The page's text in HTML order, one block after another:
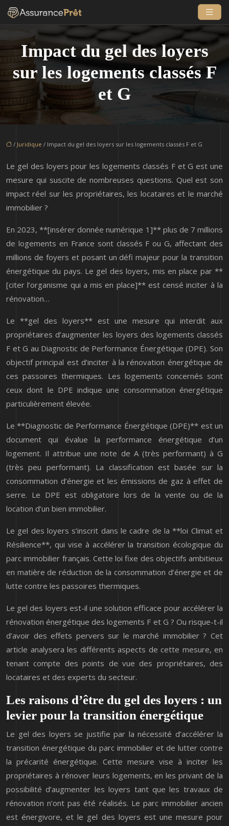
Impact du gel des loyers
sur les logements classés F
et G
/ Juridique / Impact du gel des loyers sur les logements classés F et G
Le gel des loyers pour les logements classés F et G est une
mesure qui suscite de nombreuses questions. Quel est son
impact réel sur les propriétaires, les locataires et le marché
immobilier ?
En 2023, **[insérer donnée numérique 1]** plus de 7 millions
de logements en France sont classés F ou G, affectant des
millions de foyers et posant un défi majeur pour la transition
énergétique du pays. Le gel des loyers, mis en place par **
[citer l’organisme qui a mis en place]** est censé inciter à la
rénovation…
Le **gel des loyers** est une mesure qui interdit aux
propriétaires d’augmenter les loyers des logements classés
F et G au Diagnostic de Performance Énergétique (DPE). Son
objectif principal est d’inciter à la rénovation énergétique de
ces passoires thermiques. Les logements concernés sont
ceux dont le DPE indique une consommation énergétique
particulièrement élevée.
Le **Diagnostic de Performance Énergétique (DPE)** est un
document qui évalue la performance énergétique d’un
logement. Il attribue une note de A (très performant) à G
(très peu performant). La classification est basée sur la
consommation d’énergie et les émissions de gaz à effet de
serre. Le DPE est obligatoire lors de la vente ou de la
location d’un bien immobilier.
Le gel des loyers s’inscrit dans le cadre de la **loi Climat et
Résilience**, qui vise à accélérer la transition écologique du
parc immobilier français. Cette loi fixe des objectifs ambitieux
en matière de réduction de la consommation d’énergie et de
lutte contre les passoires thermiques.
Le gel des loyers est-il une solution efficace pour accélérer la
rénovation énergétique des logements F et G ? Ou risque-t-il
d’avoir des effets pervers sur le marché immobilier ? Cet
article analysera les différents aspects de cette mesure, en
tenant compte des points de vue des propriétaires, des
locataires et des experts du secteur.
Les raisons d’être du gel des loyers : un
levier pour la transition énergétique
Le gel des loyers se justifie par la nécessité d’accélérer la
transition énergétique du parc immobilier et de lutter contre
la précarité énergétique. Cette mesure vise à inciter les
propriétaires à rénover leurs logements, en les privant de la
possibilité d’augmenter les loyers tant que les travaux de
rénovation n’ont pas été réalisés. Le parc immobilier ancien
est énergivore, et le gel des loyers est une mesure pour